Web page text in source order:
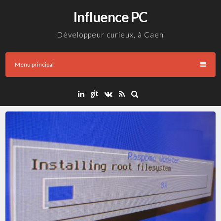
Influence PC
Développeur curieux, à Caen
Menu principal